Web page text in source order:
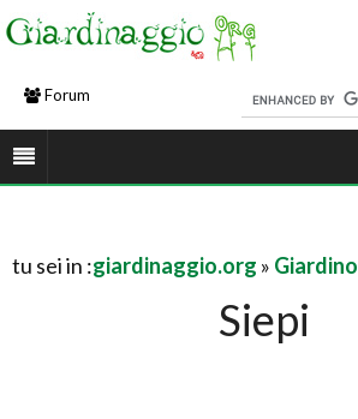
Forum
tu sei in :giardinaggio.org » Giardino
Siepi